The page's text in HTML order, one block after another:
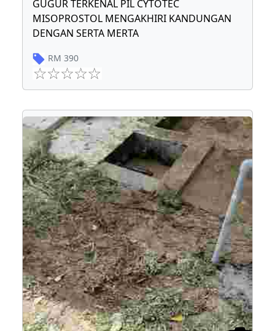
GUGUR TERKENAL PIL CYTOTEC
MISOPROSTOL MENGAKHIRI KANDUNGAN
DENGAN SERTA MERTA
RM 390